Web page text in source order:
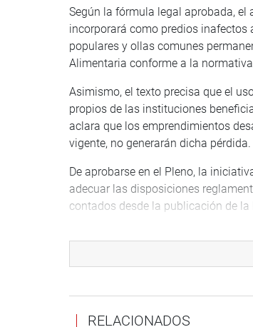
Según la fórmula legal aprobada, el
incorporará como predios inafectos
populares y ollas comunes
Alimentaria conforme a la
Asimismo, el texto precisa que el
propios de las instituciones
aclara que los emprendimientos
vigente, no generarán dicha pérdida.
De aprobarse en el Pleno, la
adecuar las disposiciones
contados desde la publicación de la
lucha contra la pobreza, la
recuerda que el Estado peruano
De acuerdo con el documento
RELACIONADOS